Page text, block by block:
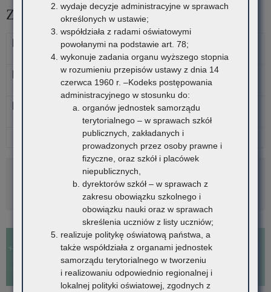
Załączniki
Zwycięskie szkoły - Klasy 4-6
Data: 2026-06-24, rozmiar: 217 KB
Zwycięskie szkoły - Klasy 7-8
Data: 2026-06-24, rozmiar: 216 KB
Zwycięskie szkoły - Szkoły ponadpodstawowe
Data: 2026-06-24, rozmiar: 190 KB
Pobierz wszystkie pliki
wydaje decyzje administracyjne w sprawach
określonych w ustawie;
współdziała z radami oświatowymi
powołanymi na podstawie art. 78;
wykonuje zadania organu wyższego stopnia
w rozumieniu przepisów ustawy z dnia 14
czerwca 1960 r. –Kodeks postępowania
administracyjnego w stosunku do:
organów jednostek samorządu
terytorialnego – w sprawach szkół
publicznych, zakładanych i
prowadzonych przez osoby prawne i
fizyczne, oraz szkół i placówek
niepublicznych,
dyrektorów szkół – w sprawach z
zakresu obowiązku szkolnego i
obowiązku nauki oraz w sprawach
skreślenia uczniów z listy uczniów;
realizuje politykę oświatową państwa, a
także współdziała z organami jednostek
samorządu terytorialnego w tworzeniu
i realizowaniu odpowiednio regionalnej i
lokalnej polityki oświatowej, zgodnych z